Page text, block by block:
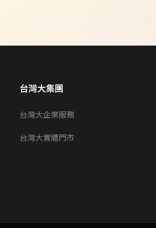
台灣大集團
台灣大企業服務
台灣大實體門市